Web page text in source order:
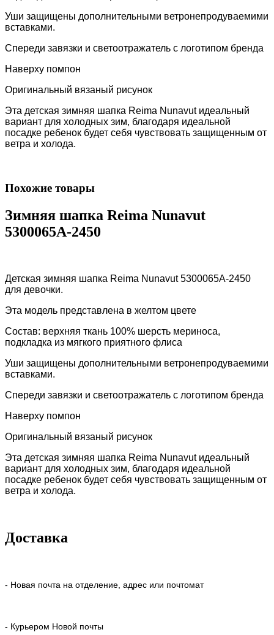
Уши защищены дополнительными ветронепродуваемими
вставками.
Спереди завязки и светоотражатель с логотипом бренда
Наверху помпон
Оригинальный вязаный рисунок
Эта детская зимняя шапка Reima Nunavut идеальный
вариант для холодных зим, благодаря идеальной
посадке ребенок будет себя чувствовать защищенным от
ветра и холода.
Похожие товары
Зимняя шапка Reima Nunavut
5300065A-2450
Детская зимняя шапка Reima Nunavut 5300065A-2450
для девочки.
Эта модель представлена в желтом цвете
Состав: верхняя ткань 100% шерсть мериноса,
подкладка из мягкого приятного флиса
Уши защищены дополнительными ветронепродуваемими
вставками.
Спереди завязки и светоотражатель с логотипом бренда
Наверху помпон
Оригинальный вязаный рисунок
Эта детская зимняя шапка Reima Nunavut идеальный
вариант для холодных зим, благодаря идеальной
посадке ребенок будет себя чувствовать защищенным от
ветра и холода.
Доставка
- Новая почта на отделение, адрес или почтомат
- Курьером Новой почты